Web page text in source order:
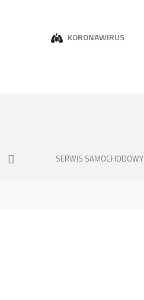
KORONAWIRUS
SERWIS SAMOCHODOWY